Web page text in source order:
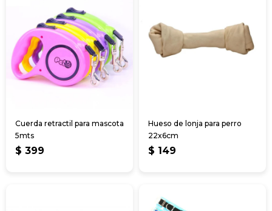
Cuerda retractil para mascota
5mts
$ 399
Hueso de lonja para perro
22x6cm
$ 149